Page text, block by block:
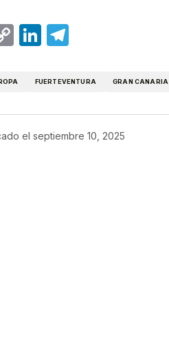
CopyLinkedIn
FUERTEVENTURA GRAN CANARIA
el septiembre 10, 2025